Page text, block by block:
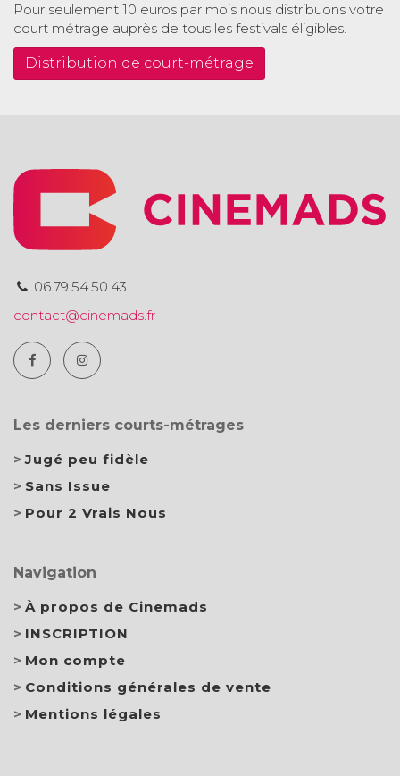
Pour seulement 10 euros par mois nous distribuons votre
court métrage auprès de tous les festivals éligibles.
Distribution de court-métrage
06.79.54.50.43
contact@cinemads.fr
Les derniers courts-métrages
Jugé peu fidèle
Sans Issue
Pour 2 Vrais Nous
Navigation
À propos de Cinemads
INSCRIPTION
Mon compte
Conditions générales de vente
Mentions légales